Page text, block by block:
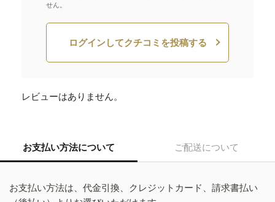
せん。
ログインしてクチコミを投稿する
レビューはありません。
お支払い方法について ご配送について
お支払い方法は、代金引換、クレジットカード、請求書払い